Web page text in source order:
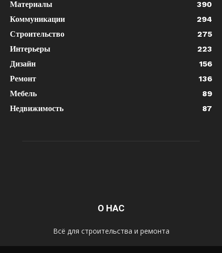
Материалы
390
Коммуникации
294
Строительство
275
Интерьеры
223
Дизайн
156
Ремонт
136
Мебель
89
Недвижимость
87
О НАС
Всё для строительства и ремонта